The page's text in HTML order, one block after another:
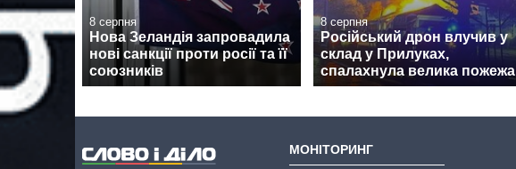
8 серпня
Нова Зеландія запровадила
нові санкції проти росії та її
союзників
8 серпня
Російський дрон влучив у
склад у Прилуках,
спалахнула велика пожежа
МОНІТОРИНГ